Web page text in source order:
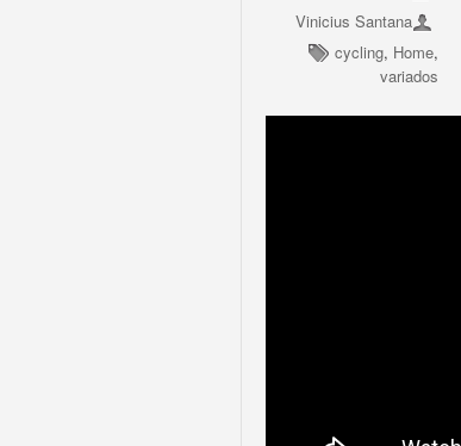
Vinicius Santana
cycling, Home,
variados